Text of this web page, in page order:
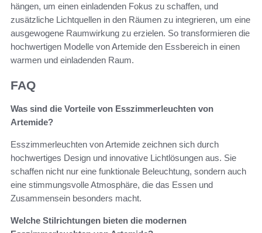
hängen, um einen einladenden Fokus zu schaffen, und
zusätzliche Lichtquellen in den Räumen zu integrieren, um eine
ausgewogene Raumwirkung zu erzielen. So transformieren die
hochwertigen Modelle von Artemide den Essbereich in einen
warmen und einladenden Raum.
FAQ
Was sind die Vorteile von Esszimmerleuchten von
Artemide?
Esszimmerleuchten von Artemide zeichnen sich durch
hochwertiges Design und innovative Lichtlösungen aus. Sie
schaffen nicht nur eine funktionale Beleuchtung, sondern auch
eine stimmungsvolle Atmosphäre, die das Essen und
Zusammensein besonders macht.
Welche Stilrichtungen bieten die modernen